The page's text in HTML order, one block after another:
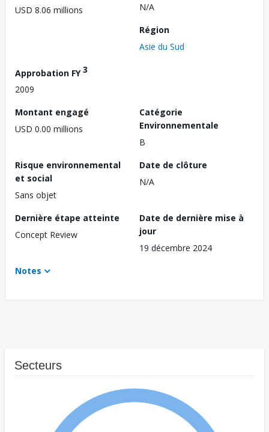
USD 8.06 millions
N/A
Région
Asie du Sud
Approbation FY3
2009
Montant engagé
USD 0.00 millions
Catégorie
Environnementale
B
Risque environnemental
et social
Sans objet
Date de clôture
N/A
Dernière étape atteinte
Concept Review
Date de dernière mise à
jour
19 décembre 2024
Notes
Secteurs